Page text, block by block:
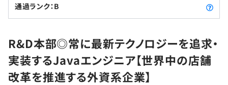
転職成功ガイド
転職エージェント
インタビュー
転職成功ガイド
新卒就活
求人検索
本選考
学習
通過ランク：B
R&D本部◎常に最新テクノロジーを追求・
実装するJavaエンジニア【世界中の店舗
改革を推進する外資系企業】